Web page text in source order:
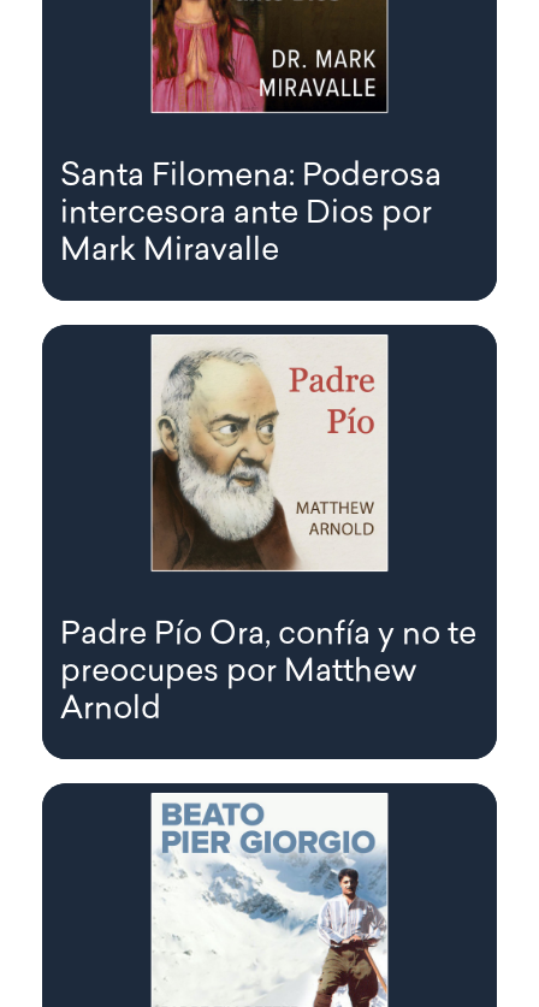
Santa Filomena: Poderosa
intercesora ante Dios por
Mark Miravalle
Padre Pío Ora, confía y no te
preocupes por Matthew
Arnold